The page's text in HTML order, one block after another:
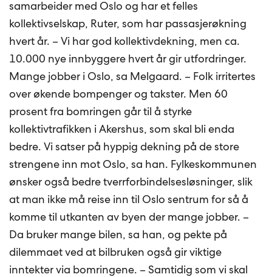
samarbeider med Oslo og har et felles
kollektivselskap, Ruter, som har passasjerøkning
hvert år. – Vi har god kollektivdekning, men ca.
10.000 nye innbyggere hvert år gir utfordringer.
Mange jobber i Oslo, sa Melgaard. – Folk irritertes
over økende bompenger og takster. Men 60
prosent fra bomringen går til å styrke
kollektivtrafikken i Akershus, som skal bli enda
bedre. Vi satser på hyppig dekning på de store
strengene inn mot Oslo, sa han. Fylkeskommunen
ønsker også bedre tverrforbindelsesløsninger, slik
at man ikke må reise inn til Oslo sentrum for så å
komme til utkanten av byen der mange jobber. –
Da bruker mange bilen, sa han, og pekte på
dilemmaet ved at bilbruken også gir viktige
inntekter via bomringene. – Samtidig som vi skal